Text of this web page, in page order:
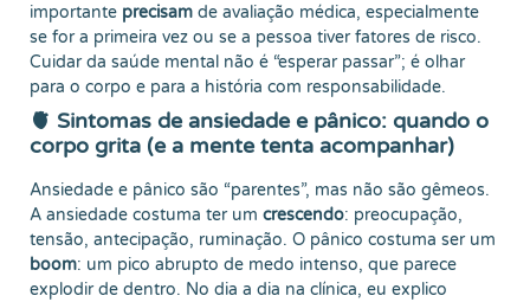
importante precisam de avaliação médica, especialmente
se for a primeira vez ou se a pessoa tiver fatores de risco.
Cuidar da saúde mental não é “esperar passar”; é olhar
para o corpo e para a história com responsabilidade.
🫀 Sintomas de ansiedade e pânico: quando o
corpo grita (e a mente tenta acompanhar)
Ansiedade e pânico são “parentes”, mas não são gêmeos.
A ansiedade costuma ter um crescendo: preocupação,
tensão, antecipação, ruminação. O pânico costuma ser um
boom: um pico abrupto de medo intenso, que parece
explodir de dentro. No dia a dia na clínica, eu explico